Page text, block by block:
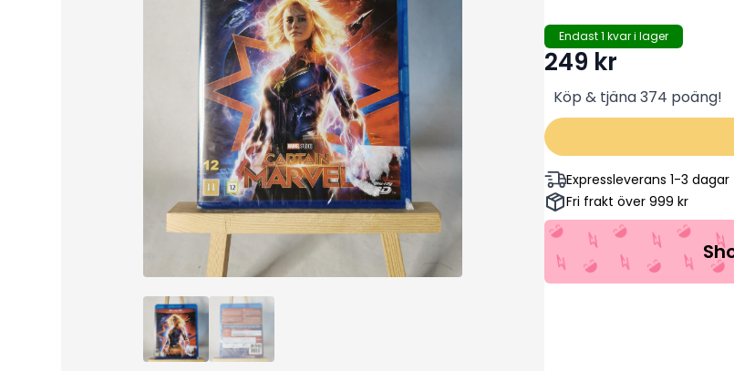
Endast 1 kvar i lager
249 kr
Köp & tjäna 374 poäng!
Expressleverans 1-3 dagar
Fri frakt över 999 kr